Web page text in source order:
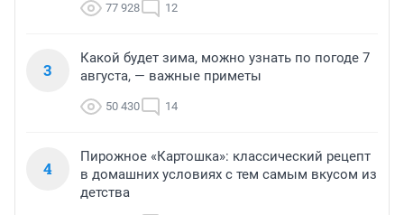
77 928 12
3
Какой будет зима, можно узнать по погоде 7
августа, — важные приметы
50 430 14
4
Пирожное «Картошка»: классический рецепт
в домашних условиях с тем самым вкусом из
детства